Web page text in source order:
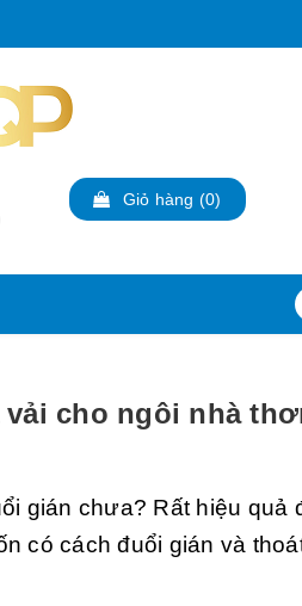
Giỏ hàng (0)
cho ngôi nhà
gián chưa? Rất hiệu quả
có cách đuổi gián và